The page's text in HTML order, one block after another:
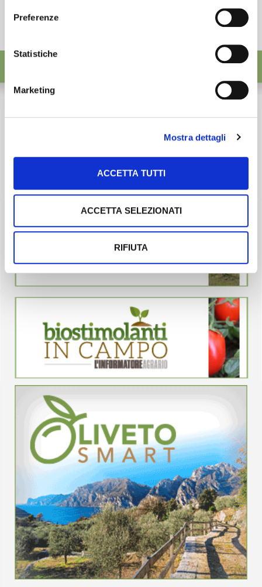
Preferenze
Statistiche
Marketing
Mostra dettagli
ACCETTA TUTTI
ACCETTA SELEZIONATI
RIFIUTA